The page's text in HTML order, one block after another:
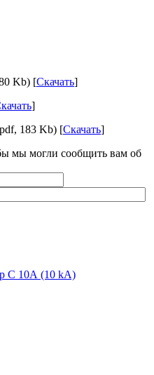
Kb) [Скачать]
]
183 Kb) [Скачать]
мы могли сообщить вам об
C 10А (10 kA)